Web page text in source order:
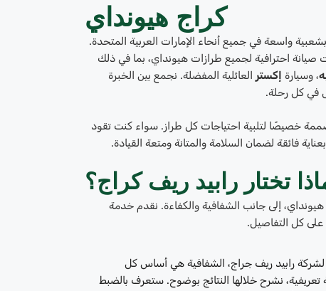
كراج هيونداي
واسعة في جميع أنحاء الإمارات العربية المتحدة.
احترافية لجميع طرازات هيونداي، بما في ذلك
، وسيارة إكستر
العائلية المفضلة. نجمع بين الخبرة
في كل رحلة.
خصيصًا لتلبية احتياجات كل طراز. سواء كنت تقود
فائقة لضمان السلامة والمتانة ومتعة القيادة.
تختار رابيد ريف كراج؟
إلى جانب الشفافية والكفاءة. نقدم خدمة
على كل التفاصيل.
لشركة رابيد ريف جراج، الشفافية هي أساس كل
نشرح خلالها النتائج بوضوح. ستعرف بالضبط